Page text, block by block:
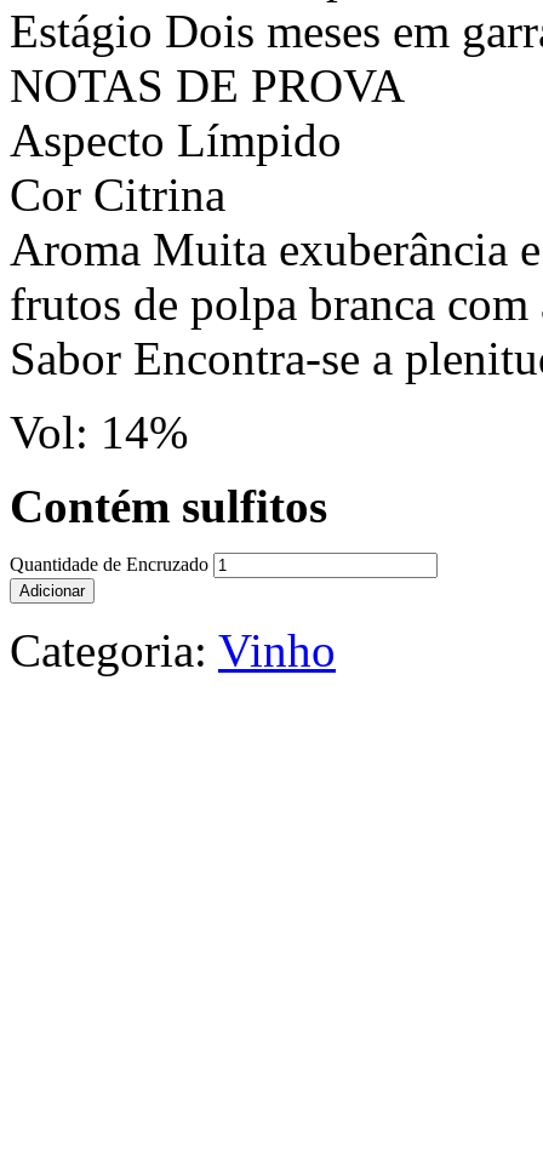
Estágio Dois meses em
NOTAS DE PROVA
Aspecto Límpido
Cor Citrina
Aroma Muita exuberância
frutos de polpa branca com
Sabor Encontra-se a
Vol: 14%
Contém sulfitos
Quantidade de Encruzado
Adicionar
Categoria: Vinho